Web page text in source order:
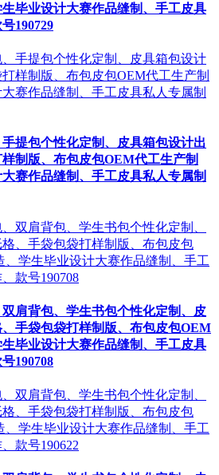
毕业设计大赛作品缝制、手工皮具
190729
提包个性化定制、皮具箱包设计出
制版、布包皮包OEM代工生产制
赛作品缝制、手工皮具私人专属制
肩背包、学生书包个性化定制、皮
手袋包袋打样制版、布包皮包OEM
毕业设计大赛作品缝制、手工皮具
190708